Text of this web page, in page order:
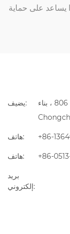
يساعد على حماية
يضيف:
الغرفة 806 ، بناء D ، Jingyang Plaza ، مقاطعة
هاتف: +86-
هاتف: +86-
بريد
إلكتروني: